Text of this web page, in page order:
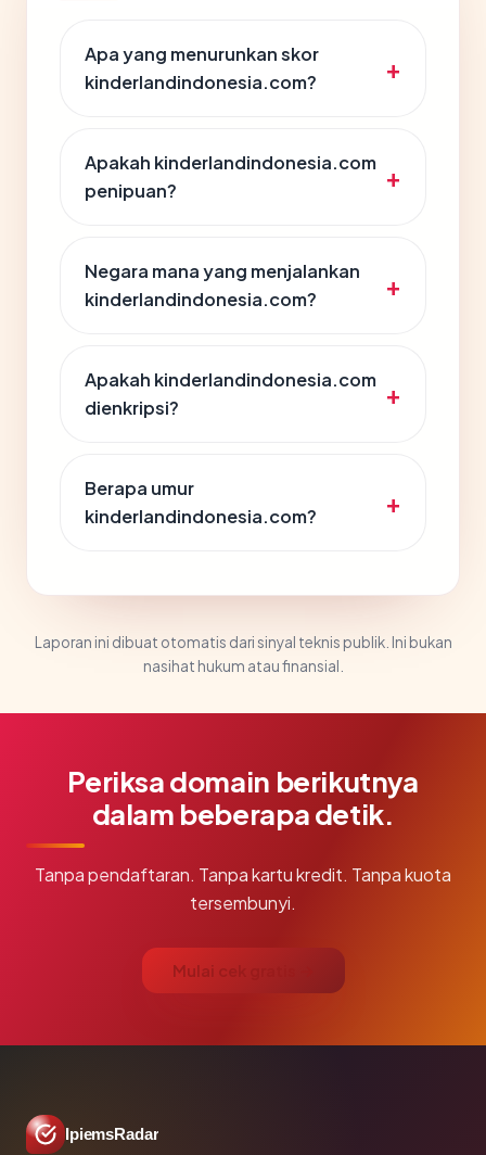
Apa yang menurunkan skor
kinderlandindonesia.com?
Apakah kinderlandindonesia.com
penipuan?
Negara mana yang menjalankan
kinderlandindonesia.com?
Apakah kinderlandindonesia.com
dienkripsi?
Berapa umur
kinderlandindonesia.com?
Laporan ini dibuat otomatis dari sinyal teknis publik. Ini bukan
nasihat hukum atau finansial.
Periksa domain berikutnya
dalam beberapa detik.
Tanpa pendaftaran. Tanpa kartu kredit. Tanpa kuota
tersembunyi.
Mulai cek gratis →
IpiemsRadar